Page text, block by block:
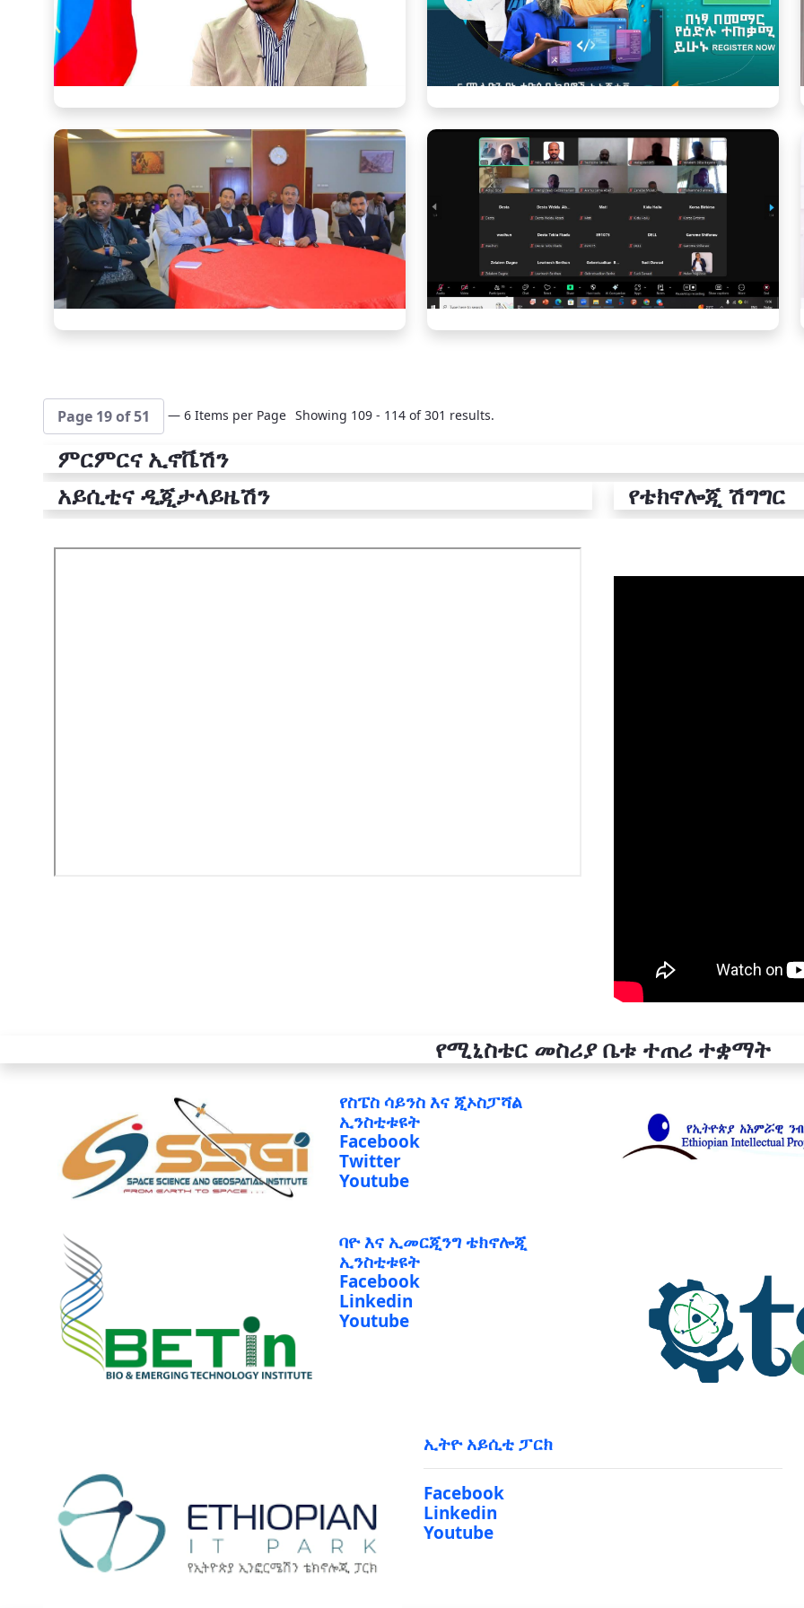
Page 19 of 51 — 6 Items per Page Showing 109 - 114 of 301 results.
ምርምርና ኢኖቬሽን
አይሲቲና ዲጂታላይዜሽን
የቴክኖሎጂ ሽግግር
የሚኒስቴር መስሪያ ቤቱ ተጠሪ ተቋማት
የስፔስ ሳይንስ እና ጂኦስፓሻል
ኢንስቲቱዩት
Facebook
Twitter
Youtube
ባዮ እና ኢመርጂንግ ቴክኖሎጂ
ኢንስቲቱዩት
Facebook
Linkedin
Youtube
ኢትዮ አይሲቲ ፓርክ
Facebook
Linkedin
Youtube